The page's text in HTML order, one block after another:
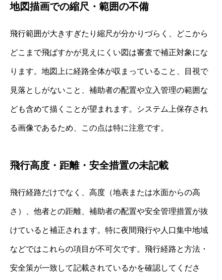
地図描画での縮尺・範囲の不備
飛行範囲が大きすぎたり縮尺が分かりづらく、どこから
どこまで飛ばすかが見えにくい図は審査で補正対象にな
ります。地図上に経路全体が収まっていること、目視で
見落としがないこと、補助者の配置や立入管理の範囲な
ども含めて描くことが望まれます。システム上保存され
る画像であるため、この点は特に注意です。
飛行高度・距離・安全措置の未記載
飛行経路だけでなく、高度（地表または水面からの高
さ）、他者との距離、補助者の配置や安全管理措置が抜
けていると補正されます。特に夜間飛行や人口集中地域
などではこれらの項目が不可欠です。飛行経路と方法・
安全策が一致して記載されているかを確認してくださ